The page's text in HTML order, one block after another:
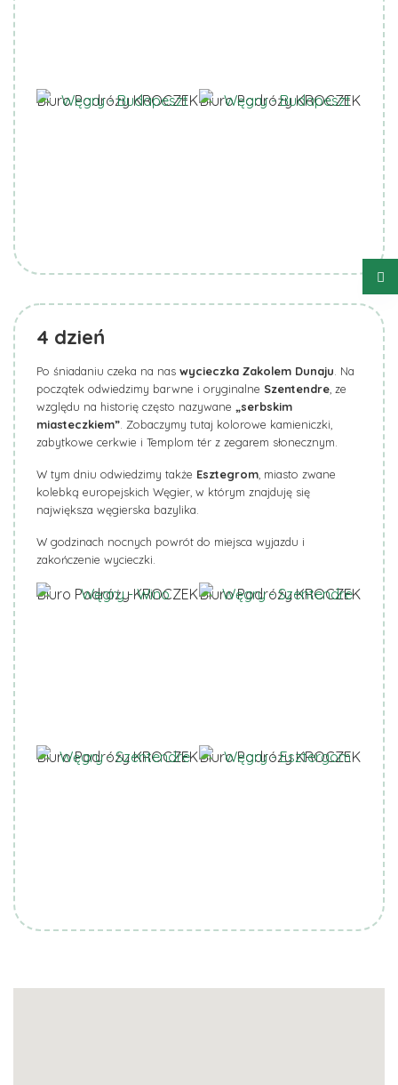
Biuro Podróży KROCZEKBiuro Podróży KROCZEK
4 dzień
Po śniadaniu czeka na nas wycieczka Zakolem Dunaju . Na
początek odwiedzimy barwne i oryginalne Szentendre , ze
względu na historię często nazywane „serbskim
miasteczkiem” . Zobaczymy tutaj kolorowe kamieniczki,
zabytkowe cerkwie i Templom tér z zegarem słonecznym.
W tym dniu odwiedzimy także Esztegrom , miasto zwane
kolebką europejskich Węgier, w którym znajduję się
największa węgierska bazylika.
W godzinach nocnych powrót do miejsca wyjazdu i
zakończenie wycieczki.
Biuro Podróży KROCZEKBiuro Podróży KROCZEK
Biuro Podróży KROCZEKBiuro Podróży KROCZEK